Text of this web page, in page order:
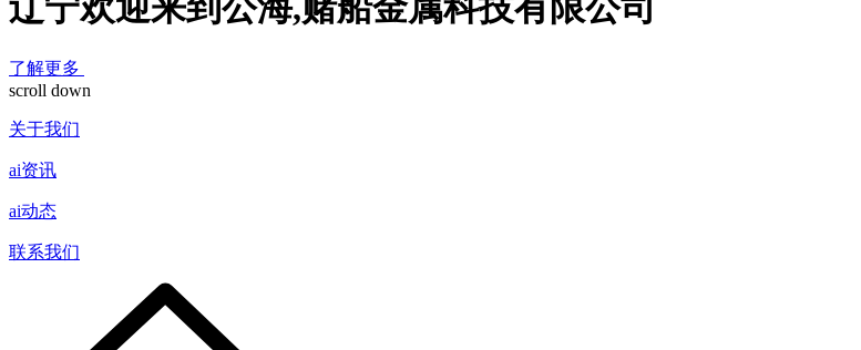
辽宁欢迎来到公海,赌船金属科技有限公司
了解更多
scroll down
关于我们
ai资讯
ai动态
联系我们